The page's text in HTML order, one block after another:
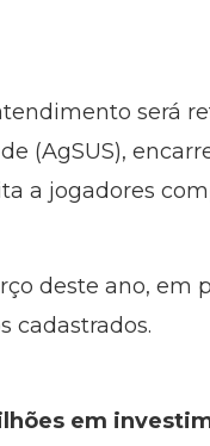
será
(AgSUS),
a jogadores
deste ano, em
cadastrados.
em